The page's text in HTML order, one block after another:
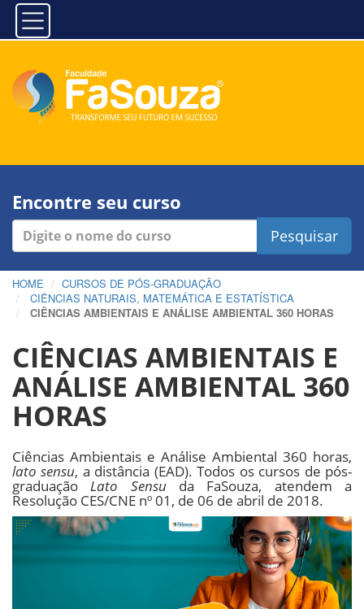
Encontre seu curso
Pesquisar
HOME
CURSOS DE PÓS-GRADUAÇÃO
CIÊNCIAS NATURAIS, MATEMÁTICA E ESTATÍSTICA
CIÊNCIAS AMBIENTAIS E ANÁLISE AMBIENTAL 360 HORAS
CIÊNCIAS AMBIENTAIS E
ANÁLISE AMBIENTAL 360
HORAS
Ciências Ambientais e Análise Ambiental 360 horas,
lato sensu, a distância (EAD). Todos os cursos de pós-
graduaçãoLato Sensuda FaSouza, atendem a
Resolução CES/CNE nº 01, de 06 de abril de 2018.